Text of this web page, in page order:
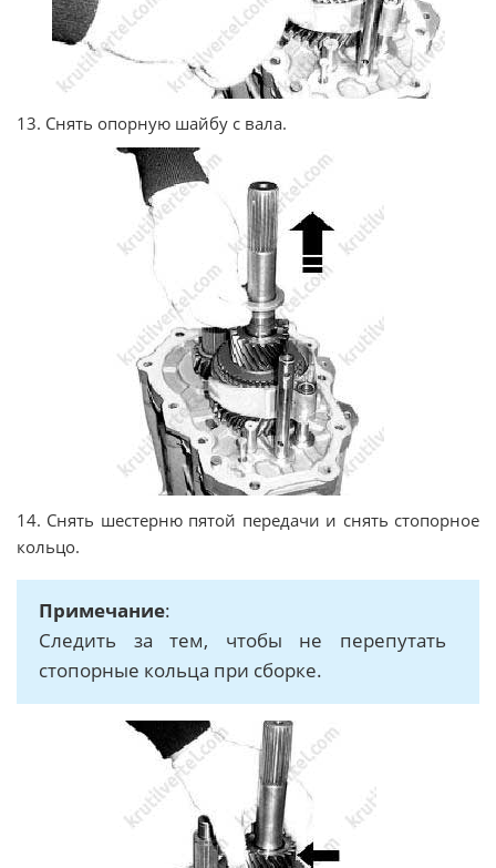
13. Снять опорную шайбу с вала.
14. Снять шестерню пятой передачи и снять стопорное
кольцо.
Примечание:
Следить за тем, чтобы не перепутать
стопорные кольца при сборке.